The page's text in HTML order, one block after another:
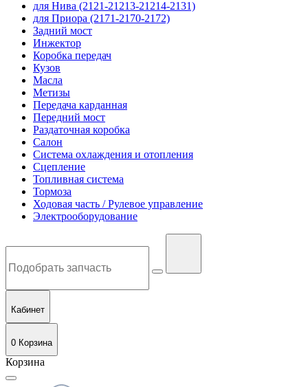
для Нива (2121-21213-21214-2131)
для Приора (2171-2170-2172)
Задний мост
Инжектор
Коробка передач
Кузов
Масла
Метизы
Передача карданная
Передний мост
Раздаточная коробка
Салон
Система охлаждения и отопления
Сцепление
Топливная система
Тормоза
Ходовая часть / Рулевое управление
Электрооборудование
Кабинет
0 Корзина
Корзина